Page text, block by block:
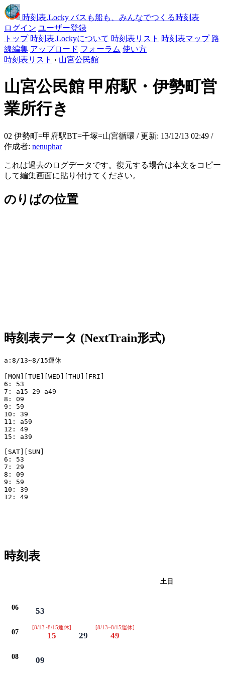
時刻表.Locky バスも船も、みんなでつくる時刻表
ログイン ユーザー登録
トップ 時刻表.Lockyについて 時刻表リスト 時刻表マップ 路
線編集 アップロード フォーラム 使い方
時刻表リスト › 山宮公民館
山宮公民館 甲府駅・伊勢町営
業所行き
02 伊勢町=甲府駅BT=千塚=山宮循環 / 更新: 13/12/13 02:49 /
作成者: nenuphar
これは過去のログデータです。復元する場合は本文をコピー
して編集画面に貼り付けてください。
のりばの位置
時刻表データ (NextTrain形式)
a:8/13~8/15運休
[MON][TUE][WED][THU][FRI]
6: 53
7: a15 29 a49
8: 09
9: 59
10: 39
11: a59
12: 49
15: a39
[SAT][SUN]
6: 53
7: 29
8: 09
9: 59
10: 39
12: 49
時刻表
土日
06 53
07
[8/13~8/15運休]
15 29
[8/13~8/15運休]
49
08 09